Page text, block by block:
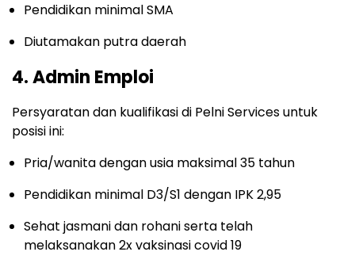
Pendidikan minimal SMA
Diutamakan putra daerah
4. Admin Emploi
Persyaratan dan kualifikasi di Pelni Services untuk
posisi ini:
Pria/wanita dengan usia maksimal 35 tahun
Pendidikan minimal D3/S1 dengan IPK 2,95
Sehat jasmani dan rohani serta telah
melaksanakan 2x vaksinasi covid 19